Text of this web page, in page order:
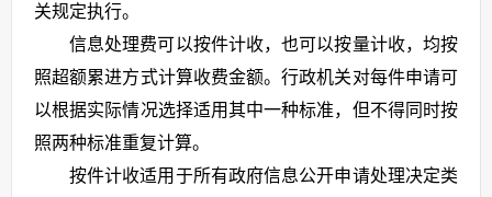
关规定执行。
信息处理费可以按件计收，也可以按量计收，均按
照超额累进方式计算收费金额。行政机关对每件申请可
以根据实际情况选择适用其中一种标准，但不得同时按
照两种标准重复计算。
按件计收适用于所有政府信息公开申请处理决定类